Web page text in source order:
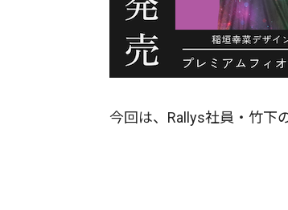
今回は、Rallys社員・竹下